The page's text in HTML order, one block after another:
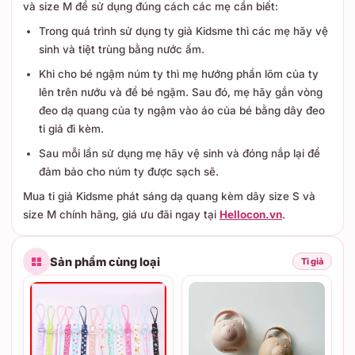
và size M để sử dụng đúng cách các mẹ cần biết:
Trong quá trình sử dụng ty giả Kidsme thì các mẹ hãy vệ
sinh và tiệt trùng bằng nước ấm.
Khi cho bé ngậm núm ty thì mẹ hướng phần lõm của ty
lên trên nướu và để bé ngậm. Sau đó, mẹ hãy gắn vòng
đeo dạ quang của ty ngậm vào áo của bé bằng dây đeo
ti giả đi kèm.
Sau mỗi lần sử dụng mẹ hãy vệ sinh và đóng nắp lại để
đảm bảo cho núm ty được sạch sẽ.
Mua ti giả Kidsme phát sáng dạ quang kèm dây size S và
size M chính hãng, giá ưu đãi ngay tại Hellocon.vn.
Sản phẩm cùng loại Ti giả